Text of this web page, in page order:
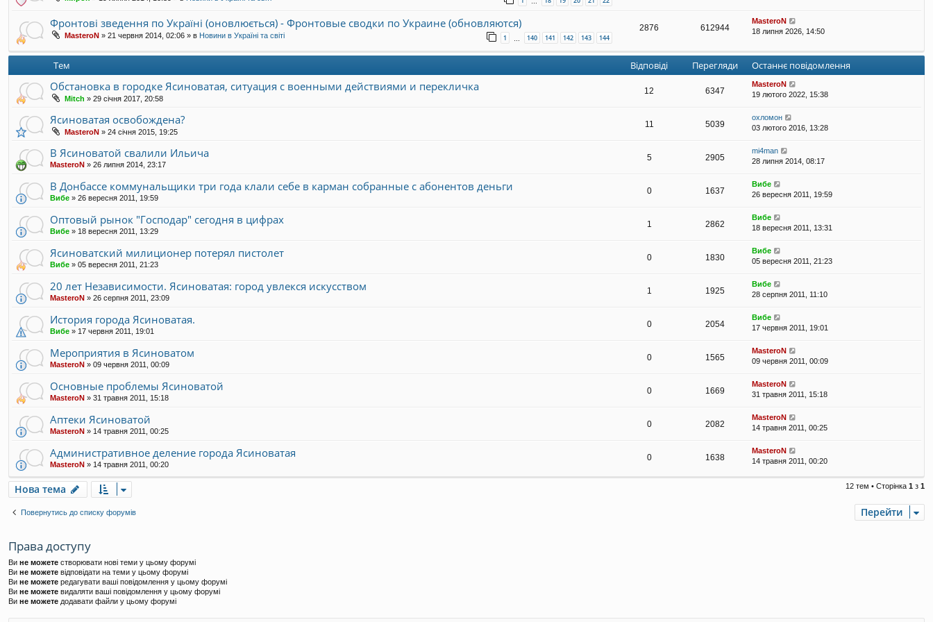
…
Фронтові зведення по Україні (оновлюється) - Фронтовые сводки по Украине (обновляются)
MasteroN » 21 червня 2014, 02:06 » в Новини в Україні та світі 1 … 140 141 142 143 144
2876 612944
MasteroN
18 липня 2026, 14:50
Тем Відповіді Перегляди Останнє повідомлення
Обстановка в городке Ясиноватая, ситуация с военными действиями и перекличка
Mitch » 29 січня 2017, 20:58
12 6347
MasteroN
19 лютого 2022, 15:38
Ясиноватая освобождена?
MasteroN » 24 січня 2015, 19:25
11 5039
охломон
03 лютого 2016, 13:28
В Ясиноватой свалили Ильича
MasteroN » 26 липня 2014, 23:17
5 2905
mi4man
28 липня 2014, 08:17
В Донбассе коммунальщики три года клали себе в карман собранные с абонентов деньги
Вибе » 26 вересня 2011, 19:59
0 1637
Вибе
26 вересня 2011, 19:59
Оптовый рынок "Господар" сегодня в цифрах
Вибе » 18 вересня 2011, 13:29
1 2862
Вибе
18 вересня 2011, 13:31
Ясиноватский милиционер потерял пистолет
Вибе » 05 вересня 2011, 21:23
0 1830
Вибе
05 вересня 2011, 21:23
20 лет Независимости. Ясиноватая: город увлекся искусством
MasteroN » 26 серпня 2011, 23:09
1 1925
Вибе
28 серпня 2011, 11:10
История города Ясиноватая.
Вибе » 17 червня 2011, 19:01
0 2054
Вибе
17 червня 2011, 19:01
Мероприятия в Ясиноватом
MasteroN » 09 червня 2011, 00:09
0 1565
MasteroN
09 червня 2011, 00:09
Основные проблемы Ясиноватой
MasteroN » 31 травня 2011, 15:18
0 1669
MasteroN
31 травня 2011, 15:18
Аптеки Ясиноватой
MasteroN » 14 травня 2011, 00:25
0 2082
MasteroN
14 травня 2011, 00:25
Административное деление города Ясиноватая
MasteroN » 14 травня 2011, 00:20
0 1638
MasteroN
14 травня 2011, 00:20
Нова тема 12 тем • Сторінка 1 з 1
Повернутись до списку форумів Перейти
Права доступу
Ви не можете створювати нові теми у цьому форумі
Ви не можете відповідати на теми у цьому форумі
Ви не можете редагувати ваші повідомлення у цьому форумі
Ви не можете видаляти ваші повідомлення у цьому форумі
Ви не можете додавати файли у цьому форумі